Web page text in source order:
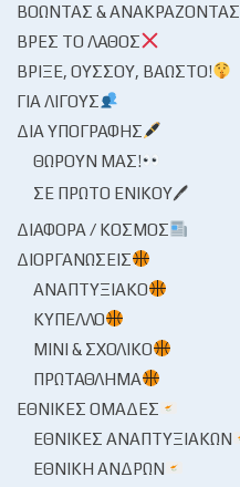
ΒΟΏΝΤΑΣ & ΑΝΑΚΡΆΖΟΝΤΑΣ
ΒΡΕΣ ΤΟ ΛΆΘΟΣ
ΒΡΊΞΕ, ΟΎΣΣΟΥ, ΒΆΩΣΤΟ!
ΓΙΑ ΛΊΓΟΥΣ
ΔΙΑ ΥΠΟΓΡΑΦΉΣ
ΘΩΡΟΎΝ ΜΑΣ!
ΣΕ ΠΡΏΤΟ ΕΝΙΚΟΎ🖊
ΔΙΆΦΟΡΑ / ΚΌΣΜΟΣ
ΔΙΟΡΓΑΝΏΣΕΙΣ
ΑΝΑΠΤΥΞΙΑΚΌ
ΚΎΠΕΛΛΟ
ΜΊΝΙ & ΣΧΟΛΙΚΌ
ΠΡΩΤΆΘΛΗΜΑ
ΕΘΝΙΚΈΣ ΟΜΆΔΕΣ
ΕΘΝΙΚΈΣ ΑΝΑΠΤΥΞΙΑΚΏΝ
ΕΘΝΙΚΉ ΑΝΔΡΏΝ